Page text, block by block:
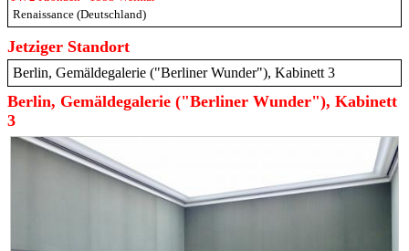
Renaissance (Deutschland)
Jetziger Standort
Berlin, Gemäldegalerie ("Berliner Wunder"), Kabinett 3
Berlin, Gemäldegalerie ("Berliner Wunder"), Kabinett
3